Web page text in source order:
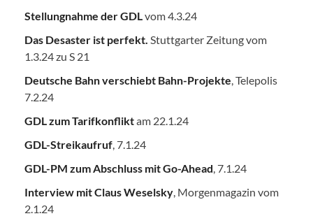
Stellungnahme der GDLvom 4.3.24
Das Desaster ist perfekt. Stuttgarter Zeitung vom
1.3.24 zu S 21
Deutsche Bahn verschiebt Bahn-Projekte, Telepolis
7.2.24
GDL zum Tarifkonfliktam 22.1.24
GDL-Streikaufruf, 7.1.24
GDL-PM zum Abschluss mit Go-Ahead, 7.1.24
Interview mit Claus Weselsky, Morgenmagazin vom
2.1.24